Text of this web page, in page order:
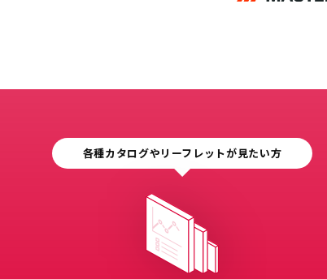
各種カタログやリーフレットが見たい方